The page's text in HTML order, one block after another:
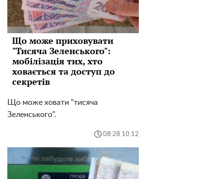
Що може приховувати
"Тисяча Зеленського":
мобілізація тих, хто
ховається та доступ до
секретів
Що може ховати "тисяча
Зеленського".
08:28 10.12